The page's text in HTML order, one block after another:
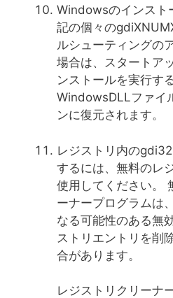
Windowsのインスト
記の個々の
ルシューティングの
場合は、スタートア
ンストールを実行す
WindowsDLLファイ
ンに復元されます。
レジストリ内の
するには、無料のレ
使用してください。
ーナープログラムは
なる可能性のある無
ストリエントリを削
合があります。
レジストリクリーナ